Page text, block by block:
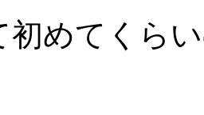
初めてくら